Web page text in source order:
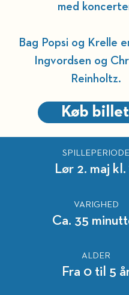
med
Bag Popsi og Krelle
Ingvordsen og
Reinholtz.
Køb billet
SPILLEPERIODE
Lør 2. maj kl.
VARIGHED
Ca. 35
ALDER
Fra 0 til 5